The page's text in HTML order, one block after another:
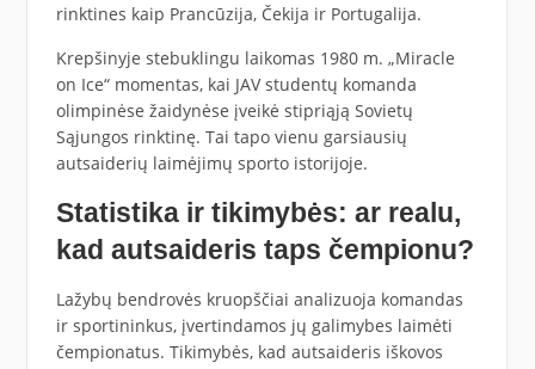
rinktines kaip Prancūzija, Čekija ir Portugalija.
Krepšinyje stebuklingu laikomas 1980 m. „Miracle
on Ice“ momentas, kai JAV studentų komanda
olimpinėse žaidynėse įveikė stipriąją Sovietų
Sąjungos rinktinę. Tai tapo vienu garsiausių
autsaiderių laimėjimų sporto istorijoje.
Statistika ir tikimybės: ar realu,
kad autsaideris taps čempionu?
Lažybų bendrovės kruopščiai analizuoja komandas
ir sportininkus, įvertindamos jų galimybes laimėti
čempionatus. Tikimybės, kad autsaideris iškovos